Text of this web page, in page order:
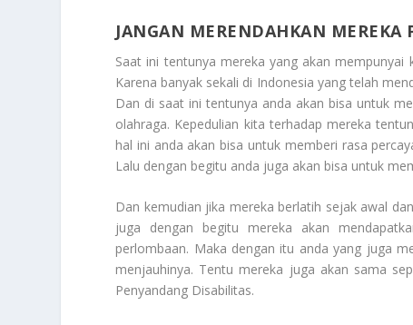
JANGAN MERENDAHKAN
Saat ini tentunya mereka yang akan
Karena banyak sekali di Indonesia yang telah
Dan di saat ini tentunya anda akan bisa untuk
olahraga. Kepedulian kita terhadap mereka
hal ini anda akan bisa untuk memberi rasa
Lalu dengan begitu anda juga akan bisa untuk
Dan kemudian jika mereka berlatih sejak awal
juga dengan begitu mereka akan
perlombaan. Maka dengan itu anda yang juga
menjauhinya. Tentu mereka juga akan sama
Penyandang Disabilitas.